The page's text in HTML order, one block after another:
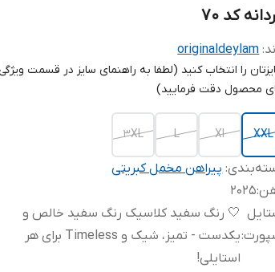
کد ۷۰
originaldeylam
را انتخاب کنید (لطفا به راهنمای سایز در قسمت
محصول دقت فرمایید)
XXL
Xl
L
3XL
:پیراهن مخمل کبریتی
:
2025
:
🤍 رنگ سفید کلاسیک رنگ سفید خالص و
یکدست - تمیز، شیک و Timeless برای هر
استایلی!